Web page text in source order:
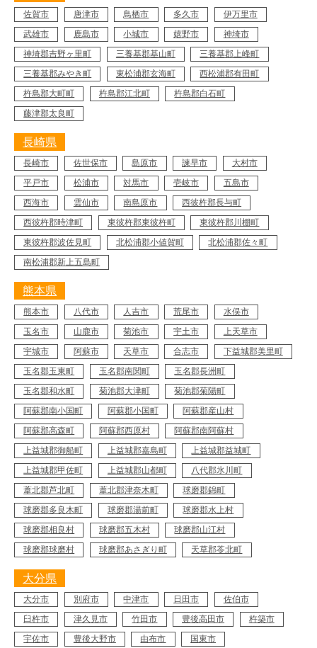
佐賀市 唐津市 鳥栖市 多久市
伊万里市
武雄市
鹿島市 小城市 嬉野市
神埼市
神埼郡吉野ヶ里町
三養基郡基山町
三養基郡上峰町
三養基郡みやき町
東松浦郡玄海町
西松浦郡有田町
杵島郡大町町
杵島郡江北町
杵島郡白石町
藤津郡太良町
長崎県
長崎市 佐世保市 島原市 諫早市
大村市
平戸市
松浦市 対馬市 壱岐市
五島市
西海市
雲仙市 南島原市
西彼杵郡長与町
西彼杵郡時津町
東彼杵郡東彼杵町
東彼杵郡川棚町
東彼杵郡波佐見町
北松浦郡小値賀町
北松浦郡佐々町
南松浦郡新上五島町
熊本県
熊本市 八代市 人吉市 荒尾市
水俣市
玉名市
山鹿市 菊池市 宇土市
上天草市
宇城市
阿蘇市 天草市 合志市
下益城郡美里町
玉名郡玉東町
玉名郡南関町
玉名郡長洲町
玉名郡和水町
菊池郡大津町
菊池郡菊陽町
阿蘇郡南小国町
阿蘇郡小国町
阿蘇郡産山村
阿蘇郡高森町
阿蘇郡西原村
阿蘇郡南阿蘇村
上益城郡御船町
上益城郡嘉島町
上益城郡益城町
上益城郡甲佐町
上益城郡山都町
八代郡氷川町
葦北郡芦北町
葦北郡津奈木町
球磨郡錦町
球磨郡多良木町
球磨郡湯前町
球磨郡水上村
球磨郡相良村
球磨郡五木村
球磨郡山江村
球磨郡球磨村
球磨郡あさぎり町 天草郡苓北町
大分県
大分市 別府市 中津市 日田市
佐伯市
臼杵市
津久見市 竹田市 豊後高田市
杵築市
宇佐市
豊後大野市 由布市 国東市